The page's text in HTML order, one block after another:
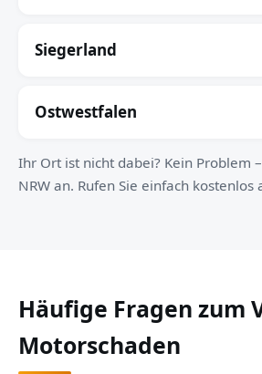
Siegerland
Ostwestfalen
Ihr Ort ist nicht dabei? Kein Problem
NRW an. Rufen Sie einfach kostenlos
Häufige Fragen zum
Motorschaden